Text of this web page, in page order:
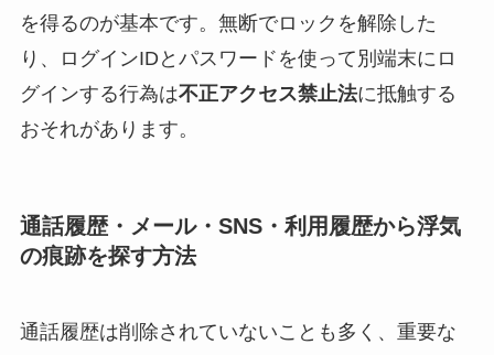
を得るのが基本です。無断でロックを解除した
り、ログインIDとパスワードを使って別端末にロ
グインする行為は不正アクセス禁止法に抵触する
おそれがあります。
通話履歴・メール・SNS・利用履歴から浮気
の痕跡を探す方法
通話履歴は削除されていないことも多く、重要な